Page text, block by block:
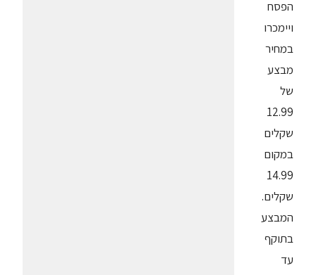
הפסח
ויימכרו
במחיר
מבצע
של
12.99
שקלים
במקום
14.99
שקלים.
המבצע
בתוקף
עד